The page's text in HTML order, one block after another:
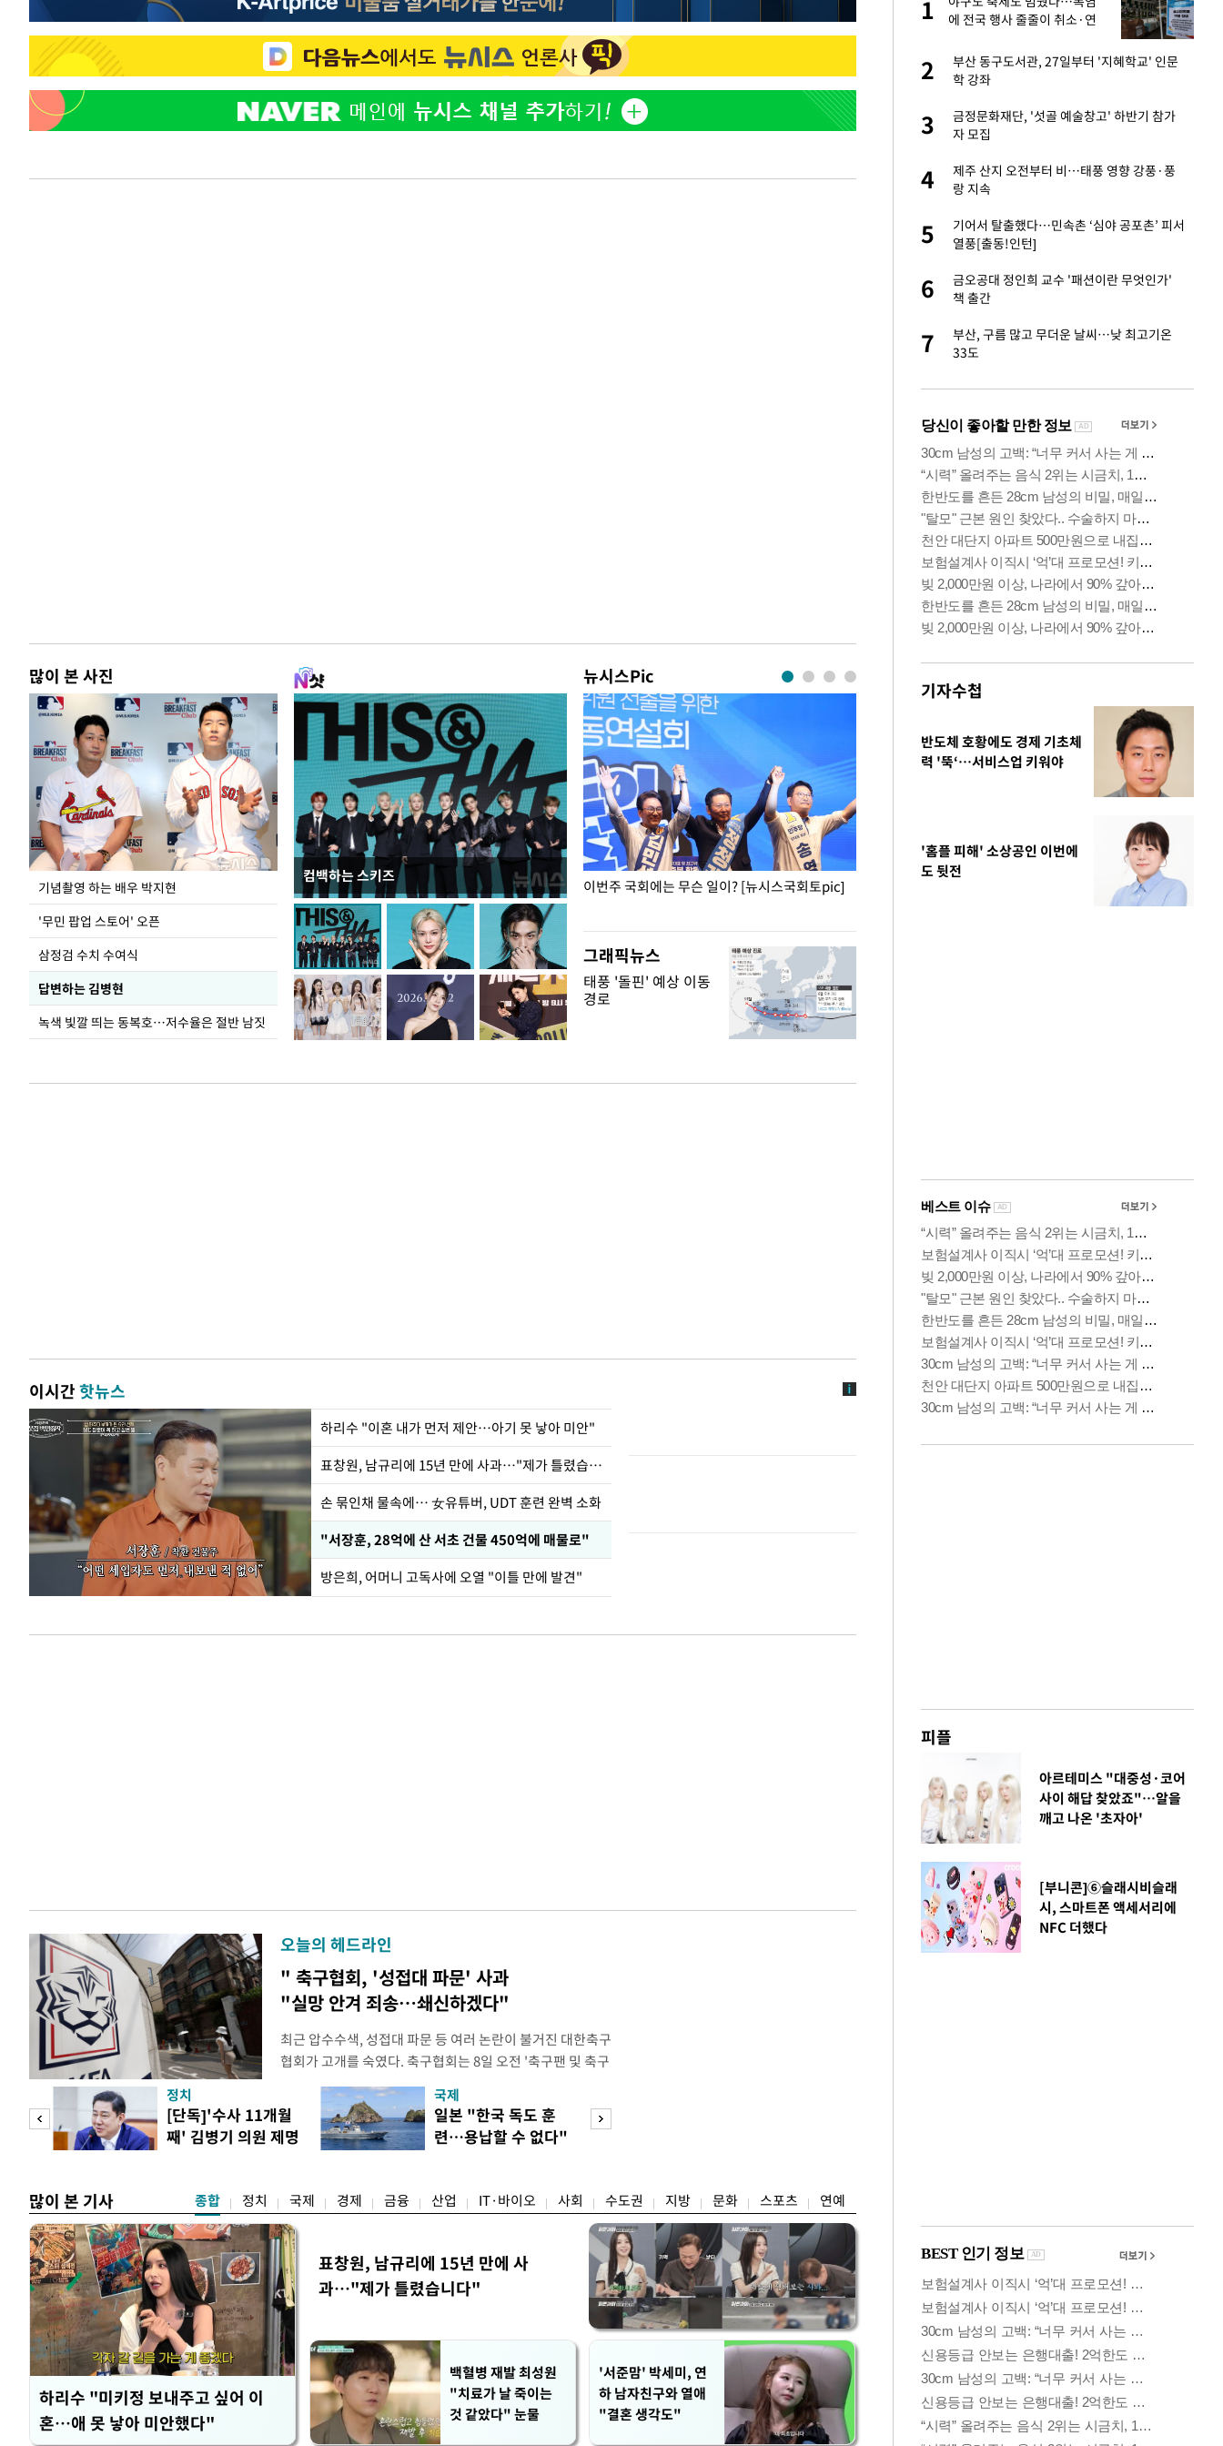
많이 본 사진
기념촬영 하는 배우 박지현
'무민 팝업 스토어' 오픈
삼정검 수치 수여식
답변하는 김병현
녹색 빛깔 띄는 동복호…저수율은 절반 남짓
컴백하는 스키즈
뉴시스Pic
이 대통령, 국가폭력 피해자에 위로·사과…"국가
가 책임지고 치유"
이번주 국회에는 무슨 일이? [뉴시스국회토pic] 사진으로 보는
그래픽뉴스
태풍 '돌핀' 예상 이동
경로
이시간핫뉴스
하리수 "이혼 내가 먼저 제안…아기 못 낳아 미안"
표창원, 남규리에 15년 만에 사과…"제가 틀렸습니다"
손 묶인채 물속에… 女유튜버, UDT 훈련 완벽 소화
"서장훈, 28억에 산 서초 건물 450억에 매물로"
방은희, 어머니 고독사에 오열 "이틀 만에 발견"
오늘의 헤드라인
" 축구협회, '성접대 파문' 사과
"실망 안겨 죄송…쇄신하겠다"
최근 압수수색, 성접대 파문 등 여러 논란이 불거진 대한축구
협회가 고개를 숙였다. 축구협회는 8일 오전 '축구팬 및 축구
관계자 여러분께 드리는 글'이라는 제목의 입장문을 발표했
다. 축구협회는 최근 2026 국제축구연맹(FIFA) 북중미 월드
컵 조별리그 탈락과 관련해 국회 문화체육관광위원회 청문
회에서 질타를 받은 데 이어, 홍명보 전 감독 선
정치
[단독]'수사 11개월
째' 김병기 의원 제명
국제
일본 "한국 독도 훈
련…용납할 수 없다"
많이 본 기사 종합 정치 국제 경제 금융 산업 IT·바이오 사회 수도권 지방 문화 스포츠 연예
하리수 "미키정 보내주고 싶어 이
혼…애 못 낳아 미안했다"
표창원, 남규리에 15년 만에 사
과…"제가 틀렸습니다"
백혈병 재발 최성원
"치료가 날 죽이는
것 같았다" 눈물
'서준맘' 박세미, 연
하 남자친구와 열애
"결혼 생각도"
어 이혼…애 못 낳아 미안했
다"
2
렸습니다"
3
백혈병 재발 최성원 "치료가 날 죽이는 것 같
았다" 눈물
4
1
에 전국 행사 줄줄이 취소·연
2
부산 동구도서관, 27일부터 '지혜학교' 인문
학 강좌
3
금정문화재단, '섯골 예술창고' 하반기 참가
자 모집
4
제주 산지 오전부터 비…태풍 영향 강풍·풍
랑 지속
5
기어서 탈출했다…민속촌 ‘심야 공포촌’ 피서
열풍[출동!인턴]
6
금오공대 정인희 교수 '패션이란 무엇인가'
책 출간
7
부산, 구름 많고 무더운 날씨…낮 최고기온
33도
기자수첩
반도체 호황에도 경제 기초체
력 '뚝‘…서비스업 키워야
'홈플 피해' 소상공인 이번에
도 뒷전
피플
아르테미스 "대중성·코어
사이 해답 찾았죠"…알을
깨고 나온 '초자아'
[부니콘]⑥슬래시비슬래
시, 스마트폰 액세서리에
NFC 더했다